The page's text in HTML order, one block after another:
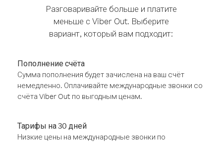
Разговаривайте больше и платите
меньше с Viber Out. Выберите
вариант, который вам подходит:
Пополнение счёта
Сумма пополнения будет зачислена на ваш счёт
немедленно. Оплачивайте международные звонки со
счёта Viber Out по выгодным ценам.
Тарифы на 30 дней
Низкие цены на международные звонки по